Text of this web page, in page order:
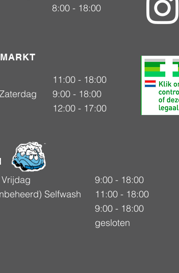
8:00 - 18:00
11:00 - 18:00
9:00 - 18:00
12:00 - 17:00
9:00 - 18:00
Selfwash
11:00 - 18:00
9:00 - 18:00
gesloten